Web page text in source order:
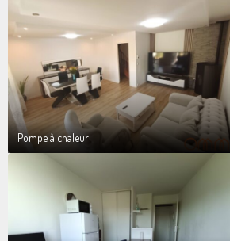
Pompe à chaleur